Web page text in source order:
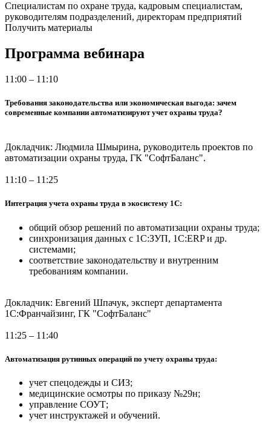
Специалистам по охране труда, кадровым специалистам,
руководителям подразделений, директорам предприятий
Получить материалы
Программа вебинара
11:00 – 11:10
Требования законодательства или экономическая выгода: зачем
современные компании автоматизируют учет охраны труда?
Докладчик: Людмила Шмырина, руководитель проектов по
автоматизации охраны труда, ГК "СофтБаланс".
11:10 – 11:25
Интеграция учета охраны труда в экосистему 1С:
общий обзор решений по автоматизации охраны труда;
синхронизация данных с 1С:ЗУП, 1С:ERP и др.
системами;
соответствие законодательству и внутренним
требованиям компании.
Докладчик: Евгений Шпачук, эксперт департамента
1С:Франчайзинг, ГК "СофтБаланс"
11:25 – 11:40
Автоматизация рутинных операций по учету охраны труда:
учет спецодежды и СИЗ;
медицинские осмотры по приказу №29н;
управление СОУТ;
учет инструктажей и обучений.